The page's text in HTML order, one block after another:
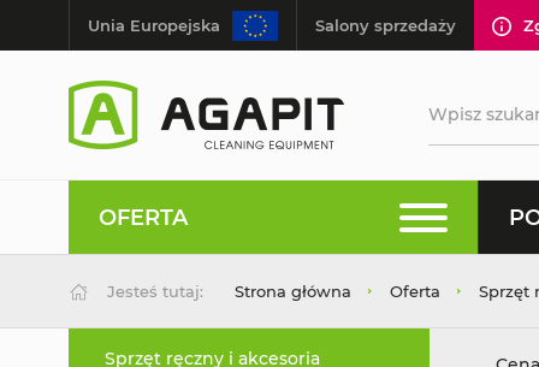
Unia Europejska Salony sprzedaży
OFERTA
Jesteś tutaj: Strona główna Oferta Sprzęt
Sprzęt ręczny i akcesoria